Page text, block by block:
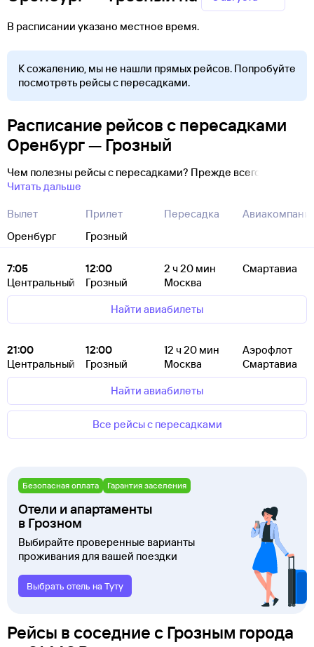
В расписании указано местное время.
К сожалению, мы не нашли прямых рейсов. Попробуйте
посмотреть рейсы с пересадками.
Расписание рейсов с пересадками
Оренбург — Грозный
Чем полезны рейсы с пересадками? Прежде всего
Читать дальше
Вылет
Оренбург
Прилет
Грозный
Пересадка
7:05
Центральный
12:00
Грозный
2 ч 20 мин
Москва
Смартавиа
Найти авиабилеты
21:00
Центральный
12:00
Грозный
12 ч 20 мин
Москва
Аэрофлот
Смартавиа
Найти авиабилеты
Все рейсы с пересадками
Безопасная оплата Гарантия заселения
Отели и апартаменты
в Грозном
Выбирайте проверенные варианты
проживания для вашей поездки
Выбрать отель на Туту
Рейсы в соседние с Грозным города